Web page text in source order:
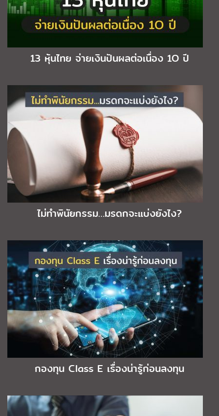
13 หุ้นไทย จ่ายเงินปันผลต่อเนื่อง 1O ปี
ไม่ทำพินัยกรรม…มรดกจะแบ่งยังไง?
กองทุน Class E เรื่องน่ารู้ก่อนลงทุน